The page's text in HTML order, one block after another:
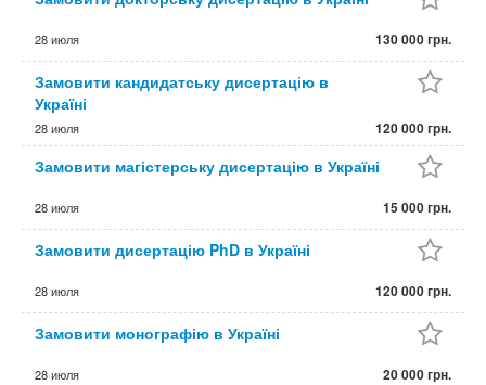
28 июля 130 000 грн.
Замовити кандидатську дисертацію в
Україні
28 июля 120 000 грн.
Замовити магістерську дисертацію в Україні
28 июля 15 000 грн.
Замовити дисертацію PhD в Україні
28 июля 120 000 грн.
Замовити монографію в Україні
28 июля 20 000 грн.